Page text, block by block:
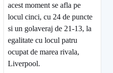
acest moment se afla pe
locul cinci, cu 24 de puncte
si un golaveraj de 21-13, la
egalitate cu locul patru
ocupat de marea rivala,
Liverpool.